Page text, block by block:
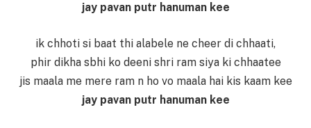
jay pavan putr hanuman kee
ik chhoti si baat thi alabele ne cheer di chhaati,
phir dikha sbhi ko deeni shri ram siya ki chhaatee
jis maala me mere ram n ho vo maala hai kis kaam kee
jay pavan putr hanuman kee